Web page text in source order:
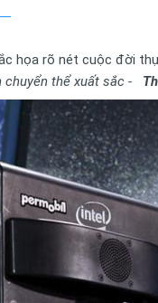
họa rõ nét cuộc đời
chuyển thể xuất sắc -